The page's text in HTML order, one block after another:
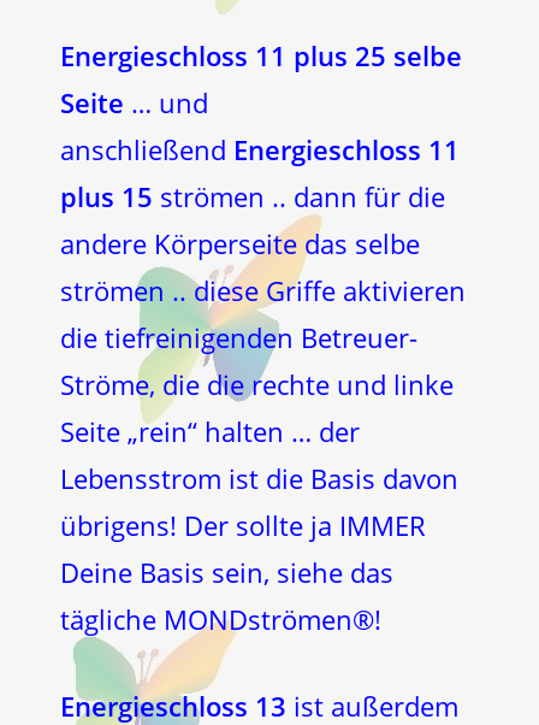
Energieschloss 11 plus 25 selbe
Seite … und
anschließend Energieschloss 11
plus 15 strömen .. dann für die
andere Körperseite das selbe
strömen .. diese Griffe aktivieren
die tiefreinigenden Betreuer-
Ströme, die die rechte und linke
Seite „rein“ halten … der
Lebensstrom ist die Basis davon
übrigens! Der sollte ja IMMER
Deine Basis sein, siehe das
tägliche MONDströmen®!
Energieschloss 13 ist außerdem